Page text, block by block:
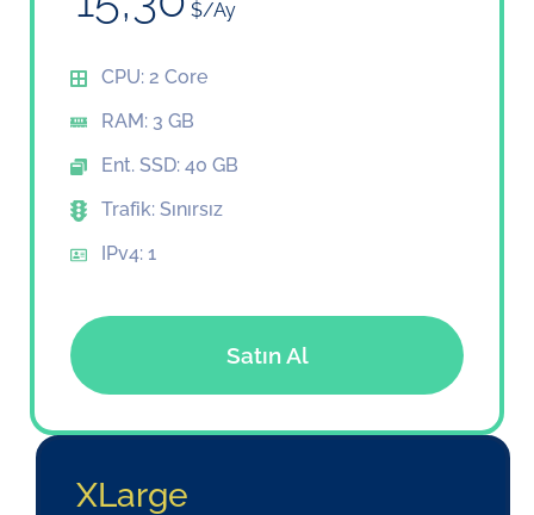
$/Ay
CPU: 2 Core
RAM: 3 GB
Ent. SSD: 40 GB
Trafik: Sınırsız
IPv4: 1
Satın Al
XLarge